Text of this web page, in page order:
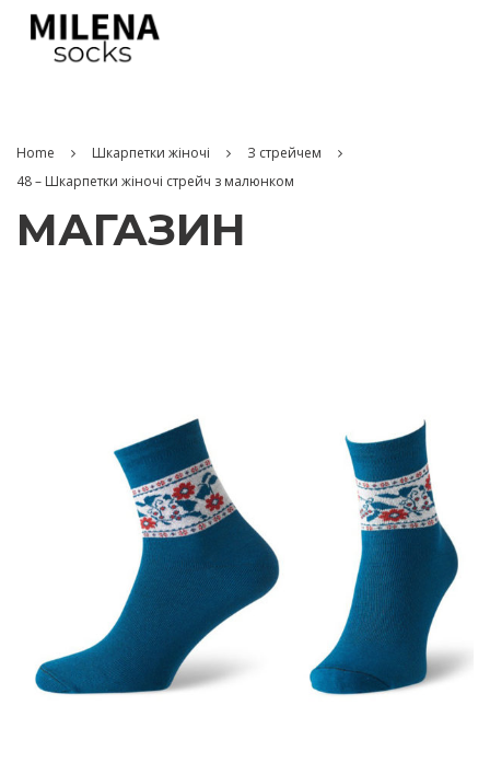
Home Шкарпетки жіночі
З стрейчем
48 – Шкарпетки жіночі стрейч з малюнком
МАГАЗИН